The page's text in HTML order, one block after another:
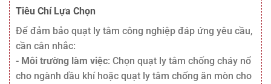
Tiêu Chí Lựa Chọn
Để đảm bảo quạt ly tâm công nghiệp đáp ứng yêu cầu,
cần cân nhắc:
- Môi trường làm việc: Chọn quạt ly tâm chống cháy nổ
cho ngành dầu khí hoặc quạt ly tâm chống ăn mòn cho